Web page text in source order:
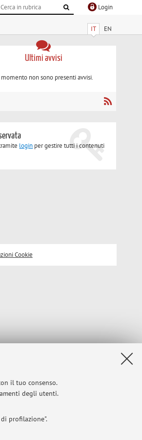
il tuo consenso.
degli utenti.
profilazione".
Login
IT EN
Ultimi avvisi
non sono presenti avvisi.
login per gestire tutti i contenuti
Cookie